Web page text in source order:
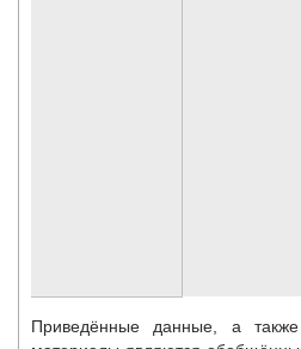
Приведённые данные, а